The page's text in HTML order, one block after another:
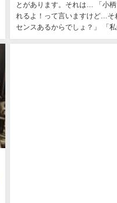
とがあります。それは… 「小
れるよ！って言いますけど…そ
センスあるからでしょ？」 「私